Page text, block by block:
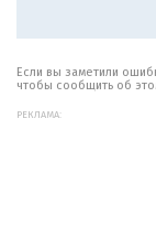
Если вы заметили
чтобы сообщить об
РЕКЛАМА: